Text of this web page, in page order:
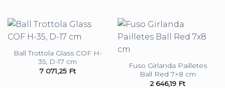
Ball Trottola Glass COF H-
35, D-17 cm
7 071,25 Ft
Fuso Girlanda Pailletes
Ball Red 7×8 cm
2 646,19 Ft